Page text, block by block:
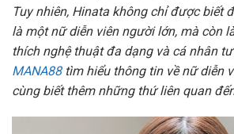
Tuy nhiên, Hinata không chỉ được biết
là một nữ diễn viên người lớn, mà còn
thích nghệ thuật đa dạng và cá nhân
MANA88tìm hiểu thông tin về nữ diễn
cùng biết thêm những thứ liên quan